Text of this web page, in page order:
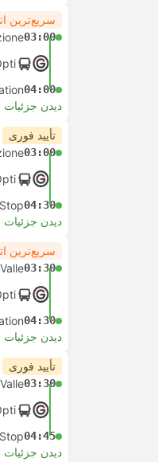
سریع‌ترین
03:00
04:00
دیدن جزئیات
تأیید فوری
03:00
04:30
دیدن جزئیات
سریع‌ترین
03:30
04:30
دیدن جزئیات
تأیید فوری
03:30
04:45
دیدن جزئیات